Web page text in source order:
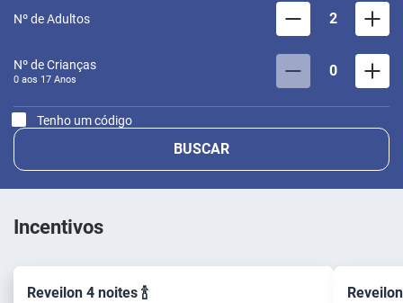
Nº de Adultos 2
Nº de Crianças
0 aos 17 Anos 0
Tenho um código
BUSCAR
Incentivos
Reveilon 4 noites 🍾